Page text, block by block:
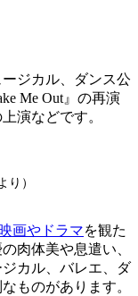
ジカル、ダンス公
Me Out』の再演
演などです。
り）
映画やドラマを観た
肉体美や息遣い、
カル、バレエ、ダ
ものがあります。